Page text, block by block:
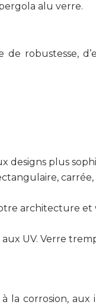
alu verre.
robustesse,
designs plus
architecture
UV. Verre
la corrosion, aux